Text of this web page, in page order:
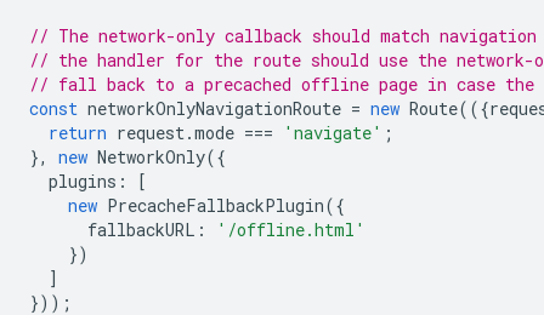
// The network-only callback should match navigation
// the handler for the route should use the
// fall back to a precached offline page in case
const networkOnlyNavigationRoute = new Route(({
return request.mode === 'navigate' ;
},
new NetworkOnly({
plugins :
[
new PrecacheFallbackPlugin({
fallbackURL :
'/offline.html'
})
]
}));